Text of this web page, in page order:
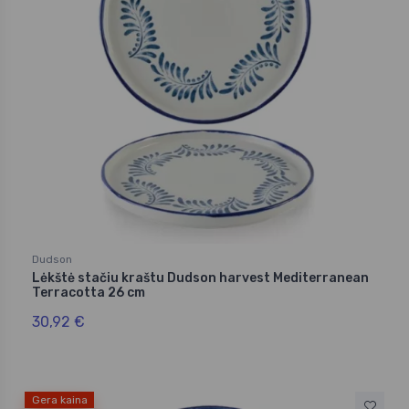
Dudson
Lėkštė stačiu kraštu Dudson harvest Mediterranean
Terracotta 26 cm
30,92 €
Gera kaina